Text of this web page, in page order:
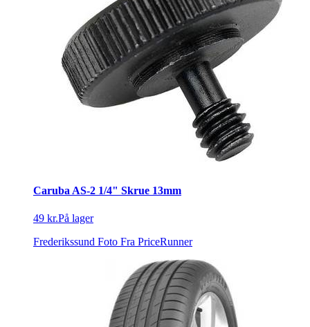
Caruba AS-2 1/4" Skrue 13mm
49 kr.På lager
Frederikssund Foto Fra PriceRunner